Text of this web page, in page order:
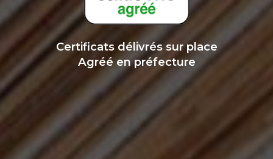
Certificats délivrés sur place
Agréé en préfecture